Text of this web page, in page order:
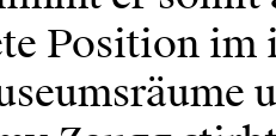
Position